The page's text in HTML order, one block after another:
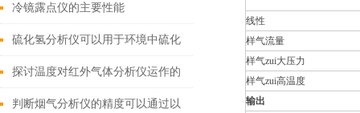
些介绍
冷镜露点仪的主要性能
硫化氢分析仪可以用于环境中硫化
氢的监测和评估
探讨温度对红外气体分析仪运作的
影响
判断烟气分析仪的精度可以通过以
线性
样气流量
样气zui大压力
样气zui高温度
输出